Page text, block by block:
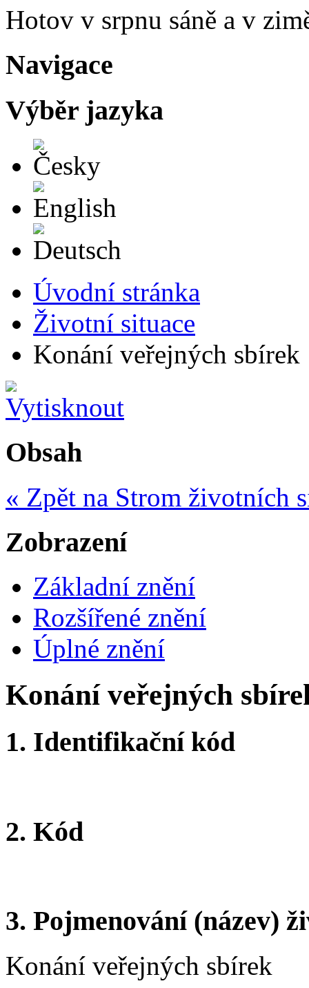
Hotov v srpnu sáně a v
Navigace
Výběr jazyka
Úvodní stránka
Životní situace
Konání veřejných sbírek
Obsah
« Zpět na Strom životních
Zobrazení
Základní znění
Rozšířené znění
Úplné znění
Konání veřejných
1. Identifikační kód
2. Kód
3. Pojmenování (název)
Konání veřejných sbírek